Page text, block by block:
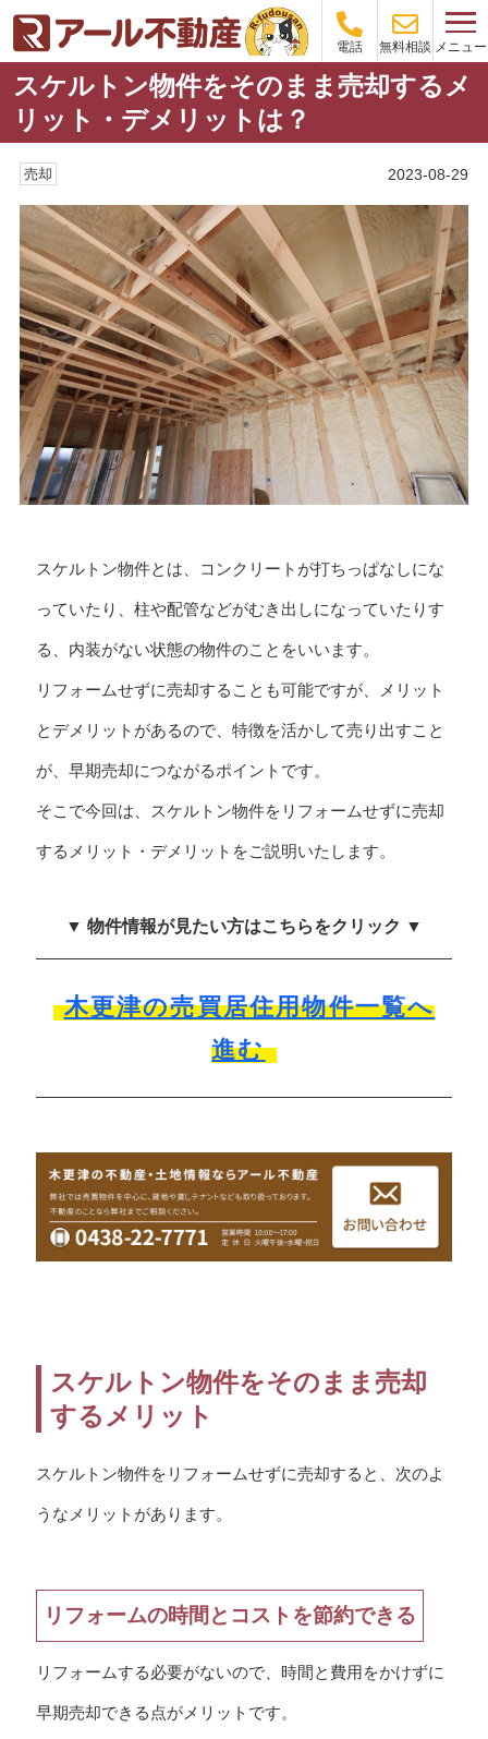
電話 無料相談 メニュー
スケルトン物件をそのまま売却するメ
リット・デメリットは？
売却 2023-08-29
スケルトン物件とは、コンクリートが打ちっぱなしにな
っていたり、柱や配管などがむき出しになっていたりす
る、内装がない状態の物件のことをいいます。
リフォームせずに売却することも可能ですが、メリット
とデメリットがあるので、特徴を活かして売り出すこと
が、早期売却につながるポイントです。
そこで今回は、スケルトン物件をリフォームせずに売却
するメリット・デメリットをご説明いたします。
▼ 物件情報が見たい方はこちらをクリック ▼
木更津の売買居住用物件一覧へ
進む
スケルトン物件をそのまま売却
するメリット
スケルトン物件をリフォームせずに売却すると、次のよ
うなメリットがあります。
リフォームの時間とコストを節約できる
リフォームする必要がないので、時間と費用をかけずに
早期売却できる点がメリットです。